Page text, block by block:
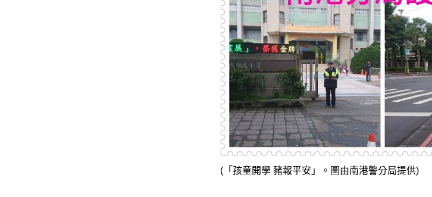
(「孩童開學 豬報平安」。圖由南港警分局提供)